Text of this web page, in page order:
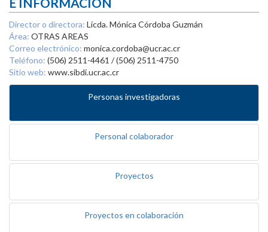
Director o directora: Licda. Mónica Córdoba Guzmán
Área: OTRAS AREAS
Correo electrónico: monica.cordoba@ucr.ac.cr
Teléfono: (506) 2511-4461 / (506) 2511-4750
Sitio web: www.sibdi.ucr.ac.cr
Personas investigadoras
Personal colaborador
Proyectos
Proyectos en colaboración